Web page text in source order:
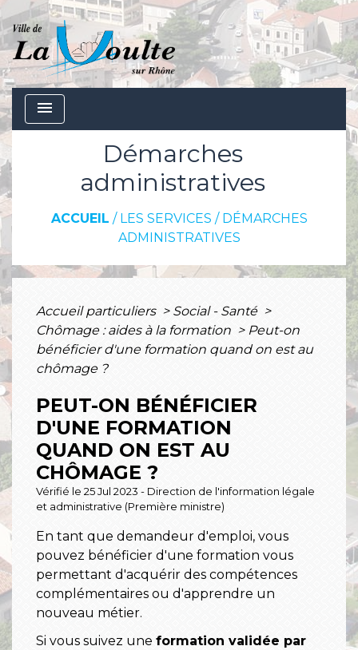
menu
Démarches
administratives
ACCUEIL / LES SERVICES / DÉMARCHES
ADMINISTRATIVES
Accueil particuliers > Social - Santé >
Chômage : aides à la formation > Peut-on
bénéficier d'une formation quand on est au
chômage ?
PEUT-ON BÉNÉFICIER
D'UNE FORMATION
QUAND ON EST AU
CHÔMAGE ?
Vérifié le 25 Jul 2023 - Direction de l'information légale
et administrative (Première ministre)
En tant que demandeur d'emploi, vous
pouvez bénéficier d'une formation vous
permettant d'acquérir des compétences
complémentaires ou d'apprendre un
nouveau métier.
Si vous suivez une formation validée par